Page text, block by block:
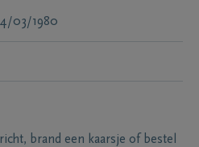
03/1980
brand een kaarsje of bestel